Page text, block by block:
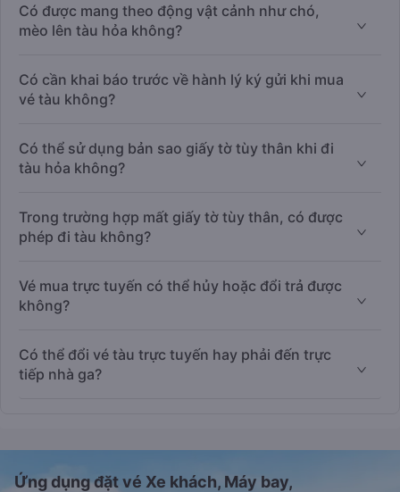
Có được mang theo động vật cảnh như chó,
mèo lên tàu hỏa không?
Có cần khai báo trước về hành lý ký gửi khi mua
vé tàu không?
Có thể sử dụng bản sao giấy tờ tùy thân khi đi
tàu hỏa không?
Trong trường hợp mất giấy tờ tùy thân, có được
phép đi tàu không?
Vé mua trực tuyến có thể hủy hoặc đổi trả được
không?
Có thể đổi vé tàu trực tuyến hay phải đến trực
tiếp nhà ga?
Ứng dụng đặt vé Xe khách, Máy bay,